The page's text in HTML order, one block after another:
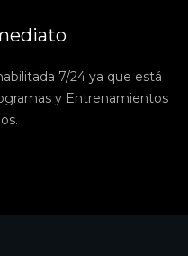
7/24 ya que está
y Entrenamientos